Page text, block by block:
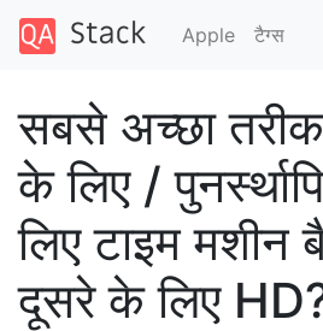
Apple टैग्‍स
सबसे अच्छा
के लिए /
लिए टाइम
दूसरे के लिए